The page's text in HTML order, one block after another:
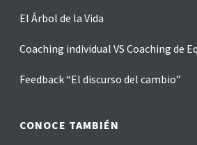
El Árbol de la Vida
Coaching individual VS Coaching de
Feedback “El discurso del cambio”
CONOCE TAMBIÉN